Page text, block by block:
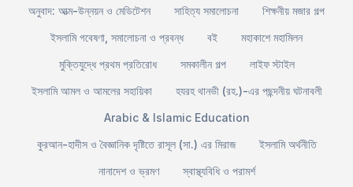
অনুবাদ: আত্ম-উন্নয়ন ও মেডিটেশন
সাহিত্য সমালোচনা
শিক্ষনীয় মজার গল্প
ইসলামি গবেষণা, সমালোচনা ও প্রবন্ধ
বই
মহাকাশে মহামিলন
মুক্তিযুদ্ধে প্রথম প্রতিরোধ
সমকালীন গল্প
লাইফ স্টাইল
ইসলামি আমল ও আমলের সহায়িকা
হযরহ থানভী (রহ.)-এর পছন্দনীয় ঘটনাবলী
Arabic & Islamic Education
কুরআন-হাদীস ও বৈজ্ঞানিক দৃষ্টিতে রাসূল (সা.) এর মিরাজ
ইসলামি অর্থনীতি
নানাদেশ ও ভ্রমণ
স্বাস্থ্যবিধি ও পরামর্শ